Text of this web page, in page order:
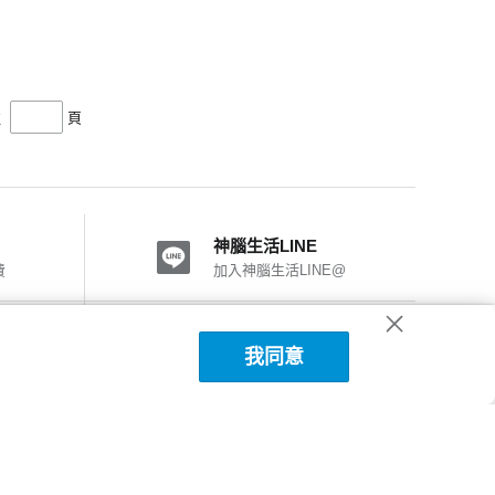
頁
神腦生活LINE
加入神腦生活LINE@
神腦國際粉絲團
加入FB粉絲團
我同意